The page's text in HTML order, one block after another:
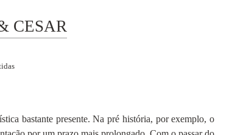
CESAR
bastante presente. Na pré história, por exemplo, o